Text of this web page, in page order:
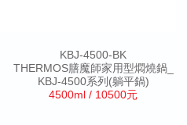
KBJ-4500-BK
THERMOS膳魔師家用型燜燒鍋_
KBJ-4500系列(躺平鍋)
4500ml / 10500元